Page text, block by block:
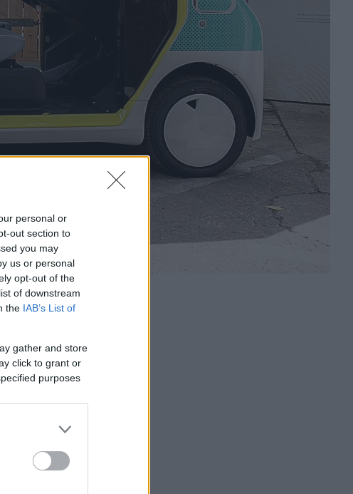
personal or
out section to
you may
us or personal
opt-out of the
of downstream
the IAB’s List of
gather and store
click to grant or
purposes